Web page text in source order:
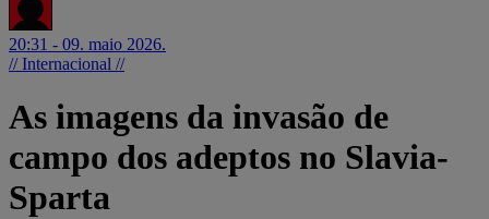
20:31 - 09. maio 2026.
// Internacional //
As imagens da invasão de
campo dos adeptos no Slavia-
Sparta